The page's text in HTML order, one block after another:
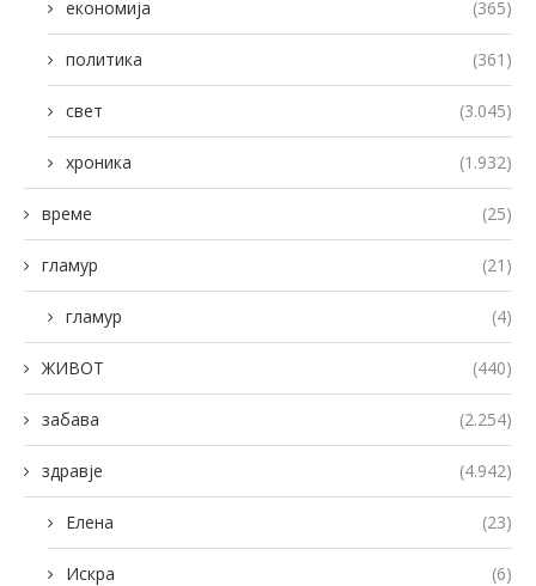
економија (365)
политика (361)
свет (3.045)
хроника (1.932)
време (25)
гламур (21)
гламур (4)
ЖИВОТ (440)
забава (2.254)
здравје (4.942)
Елена (23)
Искра (6)